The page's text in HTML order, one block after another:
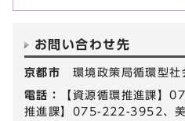
お問い合わせ先
京都市 環境政策局循環型社
電話：
【資源循環推進課】
推進課】075-222-3952、